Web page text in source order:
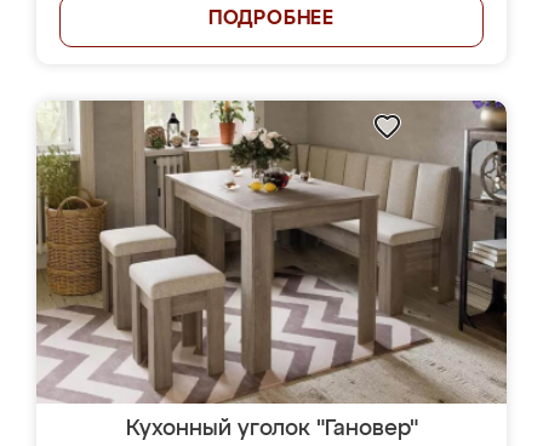
ПОДРОБНЕЕ
Кухонный уголок "Гановер"